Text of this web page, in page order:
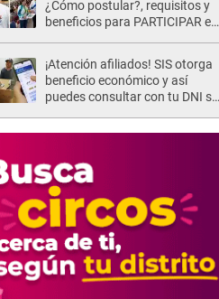
¿Cómo postular?, requisitos y
beneficios para PARTICIPAR en
¡Atención afiliados! SIS otorga
beneficio económico y así
puedes consultar con tu DNI si